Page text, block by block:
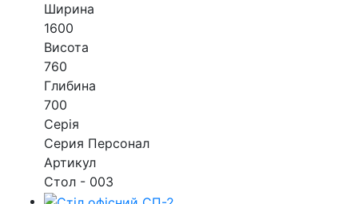
Ширина
1600
Висота
760
Глибина
700
Серія
Серия Персонал
Артикул
Стол - 003